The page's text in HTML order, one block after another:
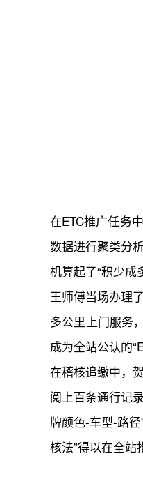
在ETC推广任务
数据进行聚类分
机算起了“积少
王师傅当场办理
多公里上门服务
成为全站公认的
在稽核追缴中，
阅上百条通行记
牌颜色-车型-路
核法”得以在全站